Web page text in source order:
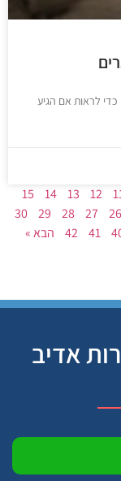
לראות אם הגיע
12
13
14
15
26
27
28
29
30
41
42 הבא »
אדיב